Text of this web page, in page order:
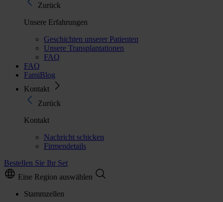
Zurück
Unsere Erfahrungen
Geschichten unserer Patienten
Unsere Transplantationen
FAQ
FAQ
FamiBlog
Kontakt
Zurück
Kontakt
Nachricht schicken
Firmendetails
Bestellen Sie Ihr Set
Eine Region auswählen
Stammzellen